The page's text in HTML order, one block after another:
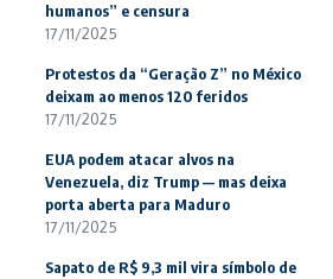
humanos” e censura
17/11/2025
Protestos da “Geração Z” no México
deixam ao menos 120 feridos
17/11/2025
EUA podem atacar alvos na
Venezuela, diz Trump — mas deixa
porta aberta para Maduro
17/11/2025
Sapato de R$ 9,3 mil vira símbolo de